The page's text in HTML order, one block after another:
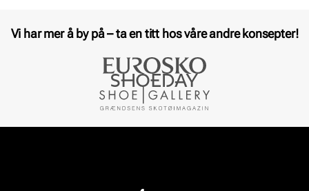
Vi har mer å by på – ta en titt hos våre andre konsepter!